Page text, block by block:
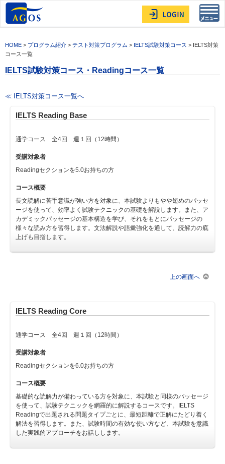
HOME > プログラム紹介 > テスト対策プログラム > IELTS試験対策コース > IELTS対策
コース一覧
IELTS試験対策コース・Readingコース一覧
≪ IELTS対策コース一覧へ
IELTS Reading Base
通学コース 全4回 週１回（12時間）
受講対象者
Readingセクションを5.0お持ちの方
コース概要
長文読解に苦手意識が強い方を対象に、本試験よりもやや短めのパッセ
ージを使って、効率よく試験テクニックの基礎を解説します。また、ア
カデミックパッセージの基本構造を学び、それをもとにパッセージの
様々な読み方を習得します。文法解説や語彙強化を通して、読解力の底
上げも目指します。
上の画面へ
IELTS Reading Core
通学コース 全4回 週１回（12時間）
受講対象者
Readingセクションを6.0お持ちの方
コース概要
基礎的な読解力が備わっている方を対象に、本試験と同様のパッセージ
を使って、試験テクニックを網羅的に解説するコースです。IELTS
Readingで出題される問題タイプごとに、最短距離で正解にたどり着く
解法を習得します。また、試験時間の有効な使い方など、本試験を意識
した実践的アプローチをお話しします。